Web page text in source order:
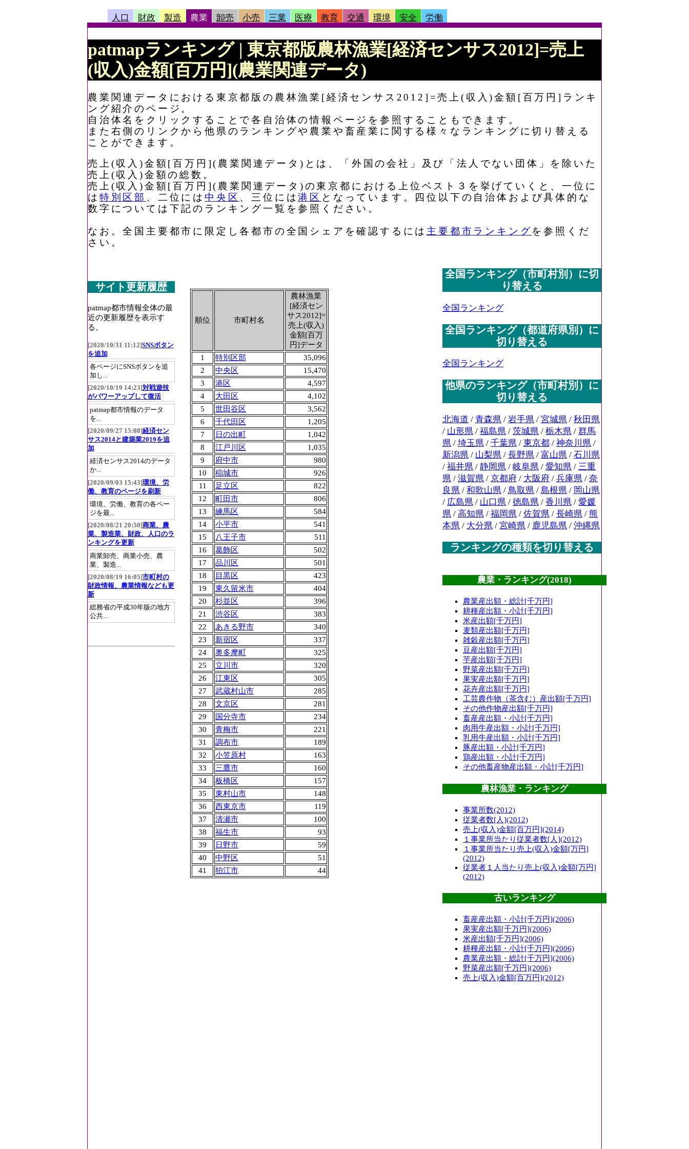
人口 財政 製造 農業 卸売 小売 三業 医療 教育 交通 環境 安全 労働
patmapランキング | 東京都版農林漁業[経済センサス2012]=売上
(収入)金額[百万円](農業関連データ)
農業関連データにおける東京都版の農林漁業[経済センサス2012]=売上(収入)金額[百万円]ランキ
ング紹介のページ。
自治体名をクリックすることで各自治体の情報ページを参照することもできます。
また右側のリンクから他県のランキングや農業や畜産業に関する様々なランキングに切り替える
ことができます。
売上(収入)金額[百万円](農業関連データ)とは、「外国の会社」及び「法人でない団体」を除いた
売上(収入)金額の総数。
売上(収入)金額[百万円](農業関連データ)の東京都における上位ベスト３を挙げていくと、一位に
は 特別区部 、二位には 中央区 、三位には港区 となっています。四位以下の自治体および具体的な
数字については下記のランキング一覧を参照ください。
なお。全国主要都市に限定し各都市の全国シェアを確認するには 主要都市ランキングを参照くだ
さい。
順位 市町村名
農林漁業
[経済セン
サス2012]=
売上(収入)
金額[百万
円]データ
1
特別区部
35,096
2
中央区
15,470
3
港区
4,597
4
大田区
4,102
5
世田谷区
3,562
6
千代田区
1,205
7
日の出町
1,042
8
江戸川区
1,035
9
府中市
980
10
稲城市
926
11
足立区
822
12
町田市
806
13
練馬区
584
14
小平市
541
15
八王子市
511
16
葛飾区
502
17
品川区
501
18
目黒区
423
19
東久留米市
404
20
杉並区
396
21
渋谷区
383
22
あきる野市
340
23
新宿区
337
24
奥多摩町
325
25
立川市
320
26
江東区
305
27
武蔵村山市
285
28
文京区
281
29
国分寺市
234
30
青梅市
221
31
調布市
189
32
小笠原村
163
33
三鷹市
160
34
板橋区
157
35
東村山市
148
36
西東京市
119
37
清瀬市
100
38
福生市
93
39
日野市
59
40
中野区
51
41
狛江市 44
サイト更新履歴
patmap都市情報全体の最
近の更新履歴を表示す
る。
[2020/10/31 11:12]SNSボタン
を追加
各ページにSNSボタンを追
加し...
[2020/10/19 14:23]対戦遊技
がパワーアップして復活
patmap都市情報のデータ
を...
[2020/09/27 15:08]経済セン
サス2014と建築業2019を追
加
経済センサス2014のデータ
か...
[2020/09/03 15:43]環境、労
働、教育のページを刷新
環境、労働、教育の各ペー
ジを最...
[2020/08/21 20:50]商業、農
業、製造業、財政、人口のラ
ンキングを更新
商業卸売、商業小売、農
業、製造...
[2020/08/19 16:05]市町村の
財政情報、農業情報なども更
新
総務省の平成30年版の地方
公共...
全国ランキング（市町村別）に切
り替える
全国ランキング
全国ランキング（都道府県別）に
切り替える
全国ランキング
他県のランキング（市町村別）に
切り替える
北海道 / 青森県 / 岩手県 / 宮城県 / 秋田県
/ 山形県 / 福島県 / 茨城県 / 栃木県 / 群馬
県 / 埼玉県 / 千葉県 / 東京都 / 神奈川県 /
新潟県 / 山梨県 / 長野県 / 富山県 / 石川県
/ 福井県 / 静岡県 / 岐阜県 / 愛知県 / 三重
県 / 滋賀県 / 京都府 / 大阪府 / 兵庫県 / 奈
良県 / 和歌山県 / 鳥取県 / 島根県 / 岡山県
/ 広島県 / 山口県 / 徳島県 / 香川県 / 愛媛
県 / 高知県 / 福岡県 / 佐賀県 / 長崎県 / 熊
本県 / 大分県 / 宮崎県 / 鹿児島県 / 沖縄県
ランキングの種類を切り替える
農業・ランキング(2018)
農業産出額・総計[千万円]
耕種産出額・小計[千万円]
米産出額[千万円]
麦類産出額[千万円]
雑穀産出額[千万円]
豆産出額[千万円]
芋産出額[千万円]
野菜産出額[千万円]
果実産出額[千万円]
花卉産出額[千万円]
工芸農作物（茶含む）産出額[千万円]
その他作物産出額[千万円]
畜産産出額・小計[千万円]
肉用牛産出額・小計[千万円]
乳用牛産出額・小計[千万円]
豚産出額・小計[千万円]
鶏産出額・小計[千万円]
その他畜産物産出額・小計[千万円]
農林漁業・ランキング
事業所数(2012)
従業者数[人](2012)
売上(収入)金額[百万円](2014)
１事業所当たり従業者数[人](2012)
１事業所当たり売上(収入)金額[万円]
(2012)
従業者１人当たり売上(収入)金額[万円]
(2012)
古いランキング
畜産産出額・小計[千万円](2006)
果実産出額[千万円](2006)
米産出額[千万円](2006)
耕種産出額・小計[千万円](2006)
農業産出額・総計[千万円](2006)
野菜産出額[千万円](2006)
売上(収入)金額[百万円](2012)